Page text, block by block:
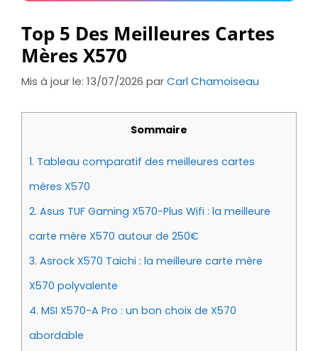
Top 5 Des Meilleures Cartes
Mères X570
Mis à jour le: 13/07/2026 parCarl Chamoiseau
Sommaire
1. Tableau comparatif des meilleures cartes
mères X570
2. Asus TUF Gaming X570-Plus Wifi : la meilleure
carte mère X570 autour de 250€
3. Asrock X570 Taichi : la meilleure carte mère
X570 polyvalente
4. MSI X570-A Pro : un bon choix de X570
abordable